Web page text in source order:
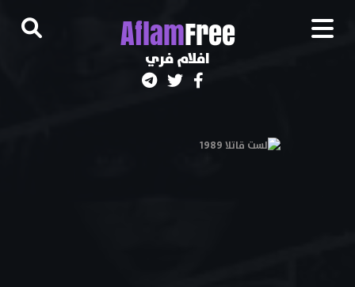
AflamFree
افلام فري